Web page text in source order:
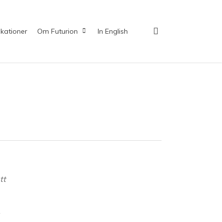
Om Futurion In English